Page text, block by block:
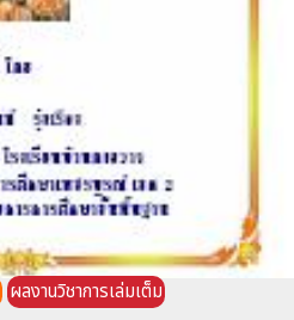
ผลงานวิชาการเล่มเต็ม